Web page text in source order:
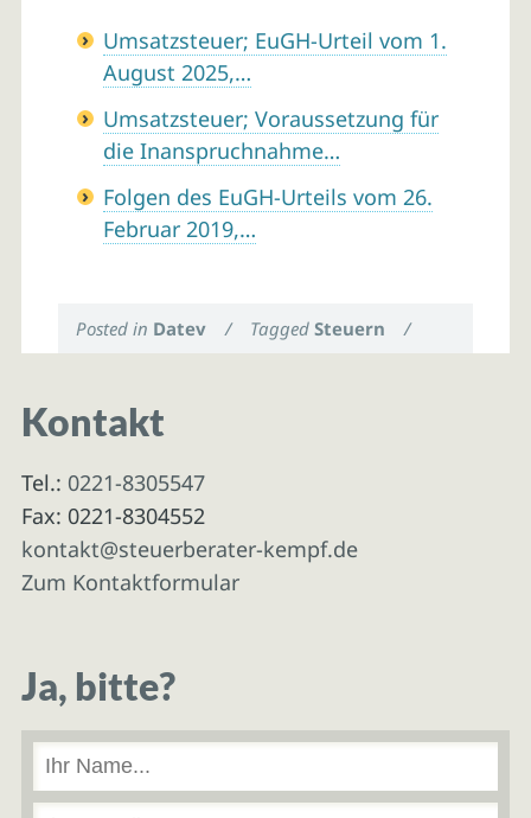
Umsatzsteuer; EuGH-Urteil vom 1.
August 2025,…
Umsatzsteuer; Voraussetzung für
die Inanspruchnahme…
Folgen des EuGH-Urteils vom 26.
Februar 2019,…
Posted in Datev / TaggedSteuern /
Kontakt
Tel.: 0221-8305547
Fax: 0221-8304552
kontakt@steuerberater-kempf.de
Zum Kontaktformular
Ja, bitte?